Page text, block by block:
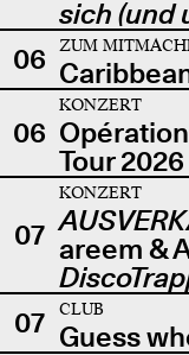
sich (und
06
ZUM
06
KONZERT
Tour 2026
07
KONZERT
areem &
07
CLUB
Guess